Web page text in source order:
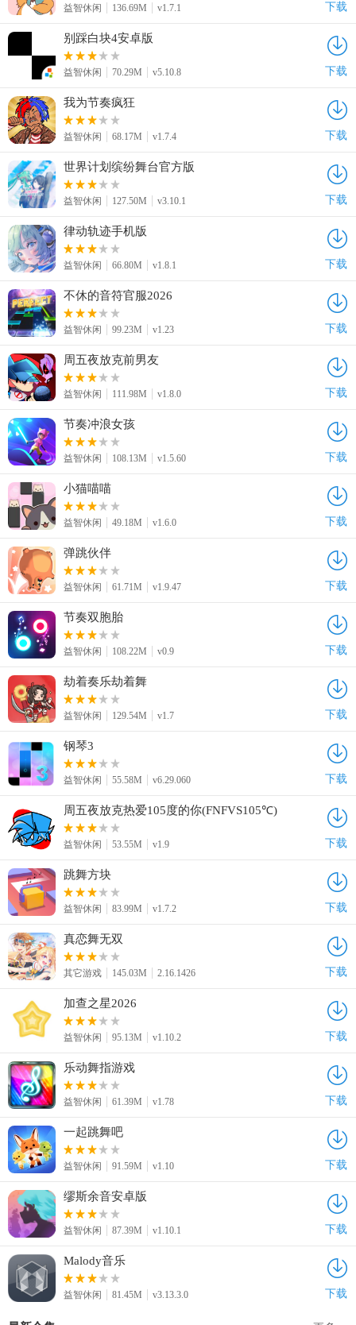
益智休闲 136.69M v1.7.1 下载
别踩白块4安卓版
益智休闲 70.29M v5.10.8 下载
我为节奏疯狂
益智休闲 68.17M v1.7.4 下载
世界计划缤纷舞台官方版
益智休闲 127.50M v3.10.1 下载
律动轨迹手机版
益智休闲 66.80M v1.8.1 下载
不休的音符官服2026
益智休闲 99.23M v1.23 下载
周五夜放克前男友
益智休闲 111.98M v1.8.0 下载
节奏冲浪女孩
益智休闲 108.13M v1.5.60 下载
小猫喵喵
益智休闲 49.18M v1.6.0 下载
弹跳伙伴
益智休闲 61.71M v1.9.47 下载
节奏双胞胎
益智休闲 108.22M v0.9 下载
劫着奏乐劫着舞
益智休闲 129.54M v1.7 下载
钢琴3
益智休闲 55.58M v6.29.060 下载
周五夜放克热爱105度的你(FNFVS105℃)
益智休闲 53.55M v1.9 下载
跳舞方块
益智休闲 83.99M v1.7.2 下载
真恋舞无双
其它游戏 145.03M 2.16.1426 下载
加查之星2026
益智休闲 95.13M v1.10.2 下载
乐动舞指游戏
益智休闲 61.39M v1.78 下载
一起跳舞吧
益智休闲 91.59M v1.10 下载
缪斯余音安卓版
益智休闲 87.39M v1.10.1 下载
Malody音乐
益智休闲 81.45M v3.13.3.0 下载